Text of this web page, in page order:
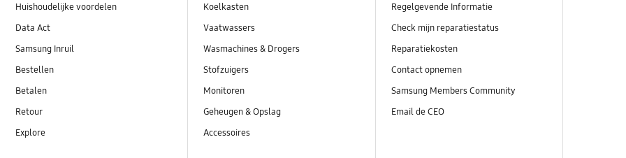
Huishoudelijke voordelen
Data Act
Samsung Inruil
Bestellen
Betalen
Retour
Explore
Koelkasten
Vaatwassers
Wasmachines & Drogers
Stofzuigers
Monitoren
Geheugen & Opslag
Accessoires
Regelgevende Informatie
Check mijn reparatiestatus
Reparatiekosten
Contact opnemen
Samsung Members Community
Email de CEO